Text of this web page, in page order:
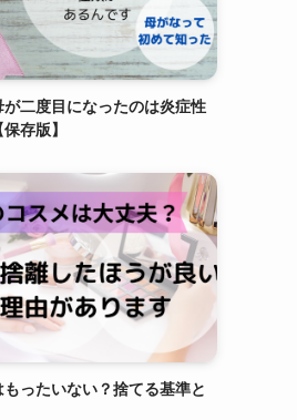
が二度目になったのは炎症性
存版】
ったいない？捨てる基準と